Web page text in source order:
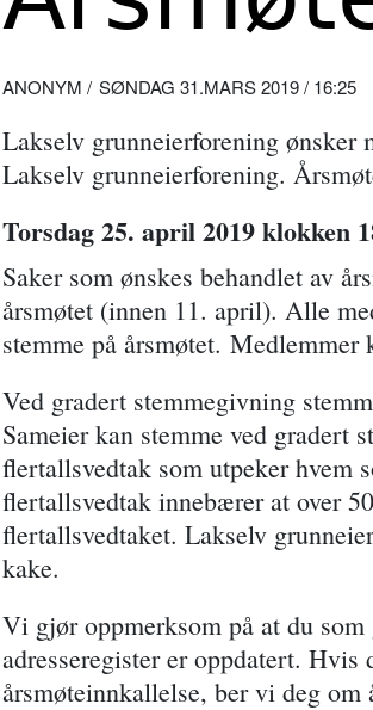
ANONYM SØNDAG 31.MARS 2019 / 16:25
Lakselv grunneierforening ønsker
Lakselv grunneierforening.
Torsdag 25. april 2019 klokken
Saker som ønskes behandlet av
årsmøtet (innen 11. april). Alle
stemme på årsmøtet. Medlemmer
Ved gradert stemmegivning
Sameier kan stemme ved gradert
flertallsvedtak som utpeker hvem
flertallsvedtak innebærer at over
flertallsvedtaket. Lakselv
kake.
Vi gjør oppmerksom på at du
adresseregister er oppdatert.
årsmøteinnkallelse, ber vi deg om